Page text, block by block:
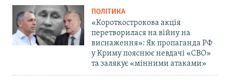
ПОЛІТИКА
«Короткострокова акція
перетворилася на війну на
виснаження»: Як пропаганда РФ
у Криму пояснює невдачі «СВО»
та залякує «мінними атаками»